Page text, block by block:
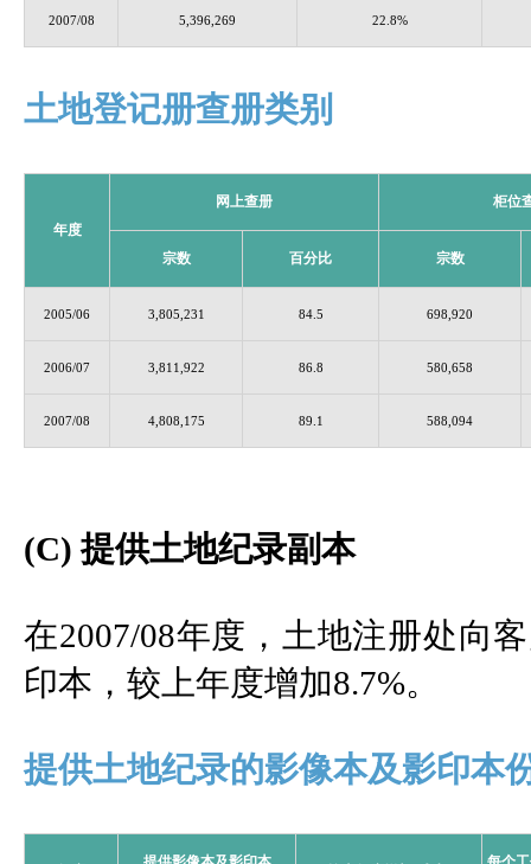
2007/08 5,396,269 22.8%
土地登记册查册类别
年度
网上查册 柜位
宗数 百分比 宗数
2005/06 3,805,231 84.5 698,920
2006/07 3,811,922 86.8 580,658
2007/08 4,808,175 89.1 588,094
(C) 提供土地纪录副本
在2007/08年度，土地注册处向
印本，较上年度增加8.7%。
提供土地纪录的影像本及影印本